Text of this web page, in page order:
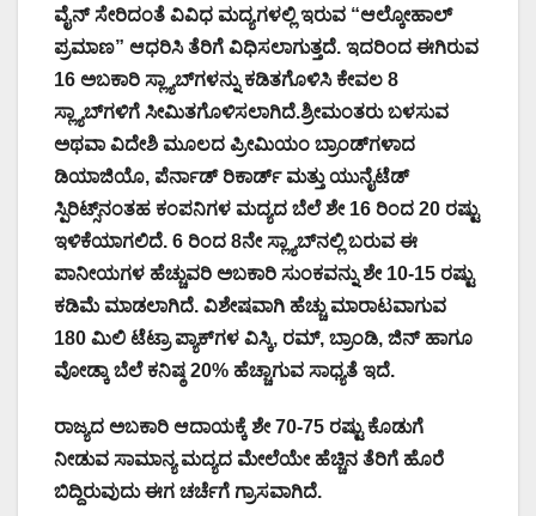
ವೈನ್ ಸೇರಿದಂತೆ ವಿವಿಧ ಮದ್ಯಗಳಲ್ಲಿ ಇರುವ “ಆಲ್ಕೋಹಾಲ್
ಪ್ರಮಾಣ” ಆಧರಿಸಿ ತೆರಿಗೆ ವಿಧಿಸಲಾಗುತ್ತದೆ. ಇದರಿಂದ ಈಗಿರುವ
16 ಅಬಕಾರಿ ಸ್ಲ್ಯಾಬ್‌ಗಳನ್ನು ಕಡಿತಗೊಳಿಸಿ ಕೇವಲ 8
ಸ್ಲ್ಯಾಬ್‌ಗಳಿಗೆ ಸೀಮಿತಗೊಳಿಸಲಾಗಿದೆ.ಶ್ರೀಮಂತರು ಬಳಸುವ
ಅಥವಾ ವಿದೇಶಿ ಮೂಲದ ಪ್ರೀಮಿಯಂ ಬ್ರಾಂಡ್‌ಗಳಾದ
ಡಿಯಾಜಿಯೊ, ಪೆರ್ನಾಡ್ ರಿಕಾರ್ಡ್ ಮತ್ತು ಯುನೈಟೆಡ್
ಸ್ಪಿರಿಟ್ಸ್‌ನಂತಹ ಕಂಪನಿಗಳ ಮದ್ಯದ ಬೆಲೆ ಶೇ 16 ರಿಂದ 20 ರಷ್ಟು
ಇಳಿಕೆಯಾಗಲಿದೆ. 6 ರಿಂದ 8ನೇ ಸ್ಲ್ಯಾಬ್‌ನಲ್ಲಿ ಬರುವ ಈ
ಪಾನೀಯಗಳ ಹೆಚ್ಚುವರಿ ಅಬಕಾರಿ ಸುಂಕವನ್ನು ಶೇ 10-15 ರಷ್ಟು
ಕಡಿಮೆ ಮಾಡಲಾಗಿದೆ. ವಿಶೇಷವಾಗಿ ಹೆಚ್ಚು ಮಾರಾಟವಾಗುವ
180 ಮಿಲಿ ಟೆಟ್ರಾ ಪ್ಯಾಕ್‌ಗಳ ವಿಸ್ಕಿ, ರಮ್, ಬ್ರಾಂಡಿ, ಜಿನ್ ಹಾಗೂ
ವೋಡ್ಕಾ ಬೆಲೆ ಕನಿಷ್ಠ 20% ಹೆಚ್ಚಾಗುವ ಸಾಧ್ಯತೆ ಇದೆ.
ರಾಜ್ಯದ ಅಬಕಾರಿ ಆದಾಯಕ್ಕೆ ಶೇ 70-75 ರಷ್ಟು ಕೊಡುಗೆ
ನೀಡುವ ಸಾಮಾನ್ಯ ಮದ್ಯದ ಮೇಲೆಯೇ ಹೆಚ್ಚಿನ ತೆರಿಗೆ ಹೊರೆ
ಬಿದ್ದಿರುವುದು ಈಗ ಚರ್ಚೆಗೆ ಗ್ರಾಸವಾಗಿದೆ.